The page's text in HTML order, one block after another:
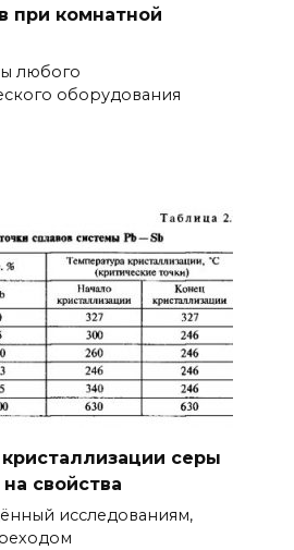
при комнатной
любого
оборудования
серы
свойства
исследованиям,